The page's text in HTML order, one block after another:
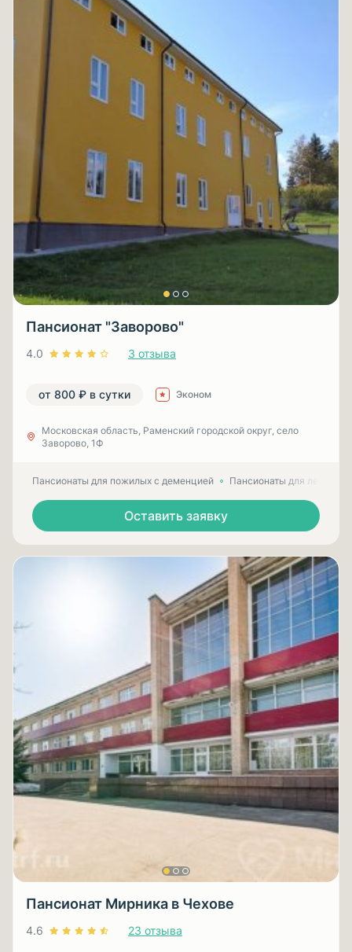
Пансионат "Заворово"
4.0 3 отзыва
от 800 ₽ в сутки Эконом
Московская область, Раменский городской округ, село
Заворово, 1Ф
Пансионаты для пожилых с деменцией Пансионаты для
Оставить заявку
Пансионат Мирника в Чехове
4.6 23 отзыва